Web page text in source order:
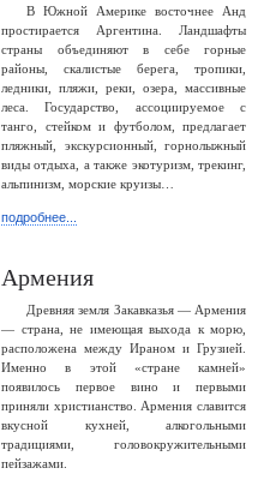
В Южной Америке восточнее Анд
простирается Аргентина. Ландшафты
страны объединяют в себе горные
районы, скалистые берега, тропики,
ледники, пляжи, реки, озера, массивные
леса. Государство, ассоциируемое с
танго, стейком и футболом, предлагает
пляжный, экскурсионный, горнолыжный
виды отдыха, а также экотуризм, трекинг,
альпинизм, морские круизы…
подробнее...
Армения
Древняя земля Закавказья — Армения
— страна, не имеющая выхода к морю,
расположена между Ираном и Грузией.
Именно в этой «стране камней»
появилось первое вино и первыми
приняли христианство. Армения славится
вкусной кухней, алкогольными
традициями, головокружительными
пейзажами.